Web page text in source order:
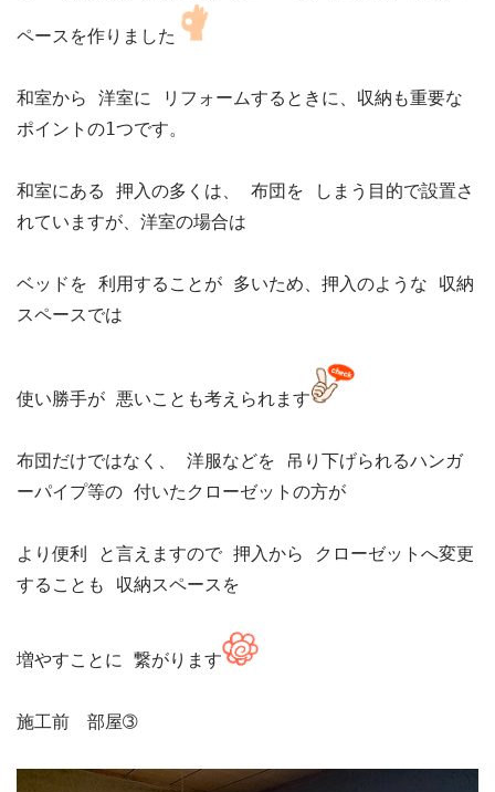
ペースを作りました
和室から 洋室に リフォームするときに、収納も重要な
ポイントの1つです。
和室にある 押入の多くは、 布団を しまう目的で設置さ
れていますが、洋室の場合は
ベッドを 利用することが 多いため、押入のような 収納
スペースでは
使い勝手が 悪いことも考えられます
布団だけではなく、 洋服などを 吊り下げられるハンガ
ーパイプ等の 付いたクローゼットの方が
より便利 と言えますので 押入から クローゼットへ変更
することも 収納スペースを
増やすことに 繋がります
施工前　部屋➂